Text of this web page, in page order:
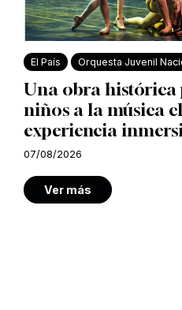
El País Orquesta Juvenil
Una obra histórica
niños a la música
experiencia
07/08/2026
Ver más